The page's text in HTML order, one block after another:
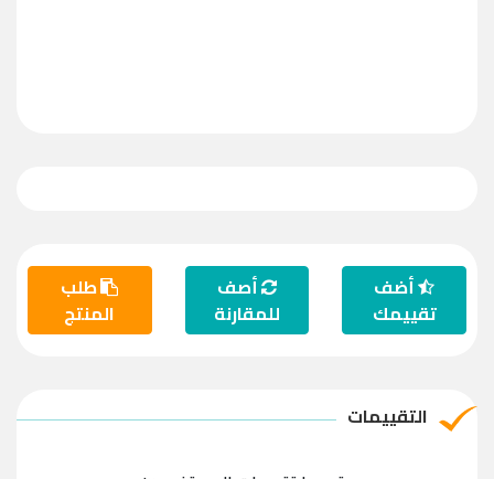
أضف
تقييمك
أصف
للمقارنة
طلب
المنتج
التقييمات